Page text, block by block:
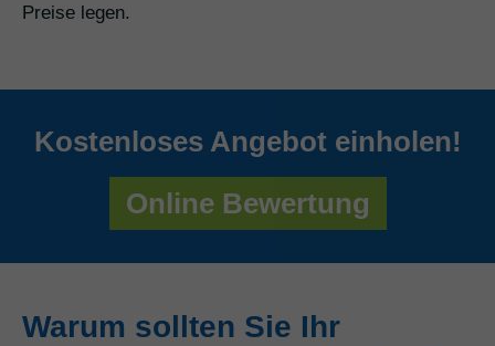
Preise legen.
Kostenloses Angebot einholen!
Online Bewertung
Warum sollten Sie Ihr